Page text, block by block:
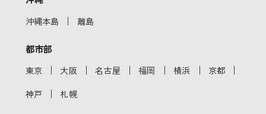
沖縄本島 ｜ 離島
都市部
東京 ｜ 大阪 ｜ 名古屋 ｜ 福岡 ｜ 横浜 ｜ 京都 ｜
神戸 ｜ 札幌